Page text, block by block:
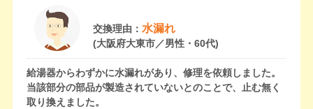
交換理由： 水漏れ
(大阪府大東市／男性・60代)
給湯器からわずかに水漏れがあり、修理を依頼しました。
当該部分の部品が製造されていないとのことで、止む無く
取り換えました。